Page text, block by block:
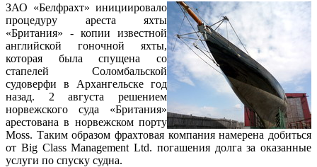
ЗАО «Белфрахт» инициировало
процедуру ареста яхты
«Британия» - копии известной
английской гоночной яхты,
которая была спущена со
стапелей Соломбальской
судоверфи в Архангельске год
назад. 2 августа решением
норвежского суда «Британия»
арестована в норвежском порту
Moss. Таким образом фрахтовая компания намерена добиться
от Big Class Management Ltd. погашения долга за оказанные
услуги по спуску судна.